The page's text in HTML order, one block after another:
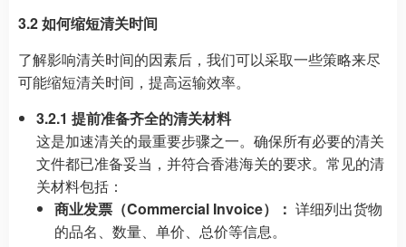
3.2 如何缩短清关时间
了解影响清关时间的因素后，我们可以采取一些策略来尽
可能缩短清关时间，提高运输效率。
3.2.1 提前准备齐全的清关材料
这是加速清关的最重要步骤之一。确保所有必要的清关
文件都已准备妥当，并符合香港海关的要求。常见的清
关材料包括：
商业发票（Commercial Invoice）： 详细列出货物
的品名、数量、单价、总价等信息。